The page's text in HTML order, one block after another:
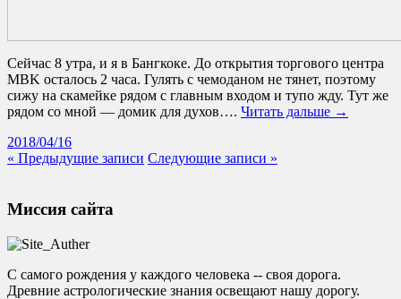
Сейчас 8 утра, и я в Бангкоке. До открытия торгового центра
МBK осталось 2 часа. Гулять с чемоданом не тянет, поэтому
сижу на скамейке рядом с главным входом и тупо жду. Тут же
рядом со мной — домик для духов…. Читать дальше →
2018/04/16
« Предыдущие записи Следующие записи »
Миссия сайта
С самого рождения у каждого человека -- своя дорога.
Древние астрологические знания освещают нашу дорогу.